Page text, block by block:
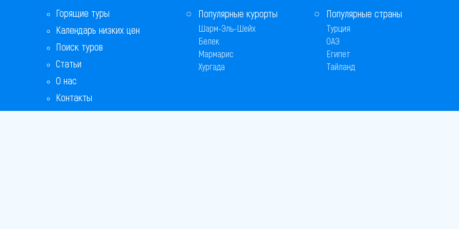
Горящие туры
Календарь низких цен
Поиск туров
Статьи
О нас
Контакты
Популярные курорты
Шарм-Эль-Шейх
Белек
Мармарис
Хургада
Популярные страны
Турция
ОАЭ
Египет
Тайланд